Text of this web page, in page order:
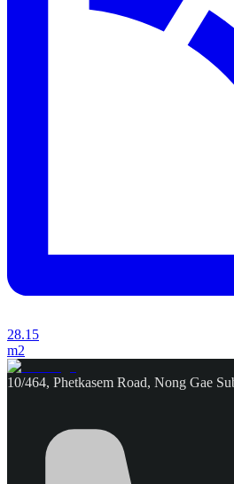
28.15
m2
10/464, Phetkasem Road, Nong Gae